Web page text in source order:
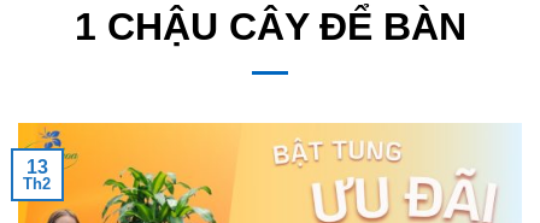
1 CHẬU CÂY ĐỂ BÀN
13
Th2